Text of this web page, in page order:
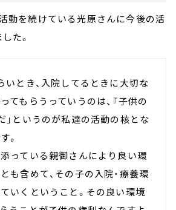
動を続けている光原さんに今後の活
た。
いとき、入院してるときに大切な
てもらうっていうのは、『子供の
」というのが私達の活動の核とな
。
っている親御さんにより良い環
も含めて、その子の入院・療養環
いくということ。その良い環境